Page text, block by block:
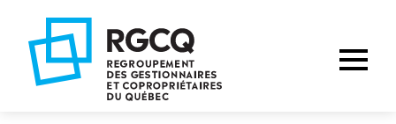
navigation
principale
contenu